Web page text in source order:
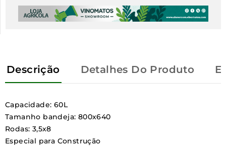
Descrição Detalhes Do Produto
Capacidade: 60L
Tamanho bandeja: 800x640
Rodas: 3,5x8
Especial para Construção